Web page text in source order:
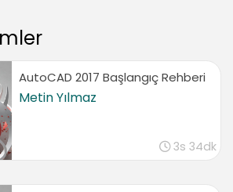
4
5
6
AutoCAD 2017 Başlangıç Rehberi
Metin Yılmaz
3s 34dk